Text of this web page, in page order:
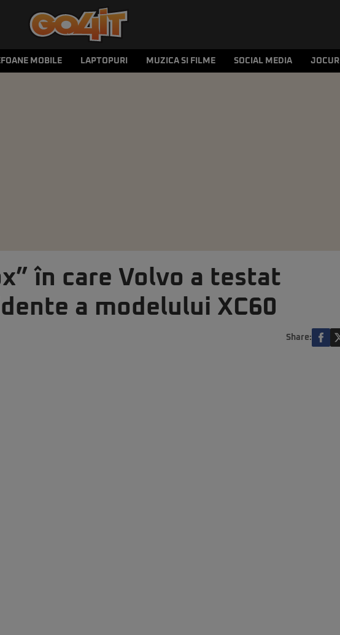
MOBILE LAPTOPURI MUZICA SI FILME SOCIAL MEDIA JOCURI
în care Volvo a testat
a modelului XC60
Share: